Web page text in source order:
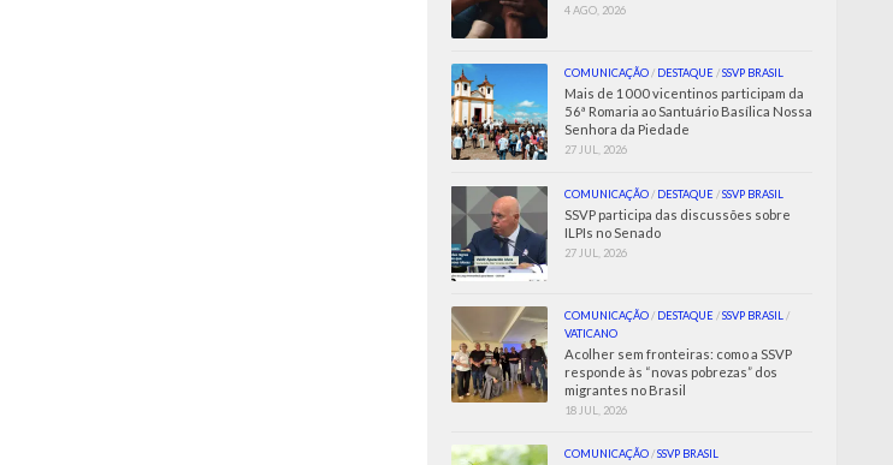
4 AGO, 2026
COMUNICAÇÃO/ DESTAQUE /SSVP BRASIL
Mais de 1000 vicentinos participam da
56ª Romaria ao Santuário Basílica Nossa
Senhora da Piedade
27 JUL, 2026
COMUNICAÇÃO/ DESTAQUE /SSVP BRASIL
SSVP participa das discussões sobre
ILPIs no Senado
27 JUL, 2026
COMUNICAÇÃO/ DESTAQUE /SSVP BRASIL/
VATICANO
Acolher sem fronteiras: como a SSVP
responde às “novas pobrezas” dos
migrantes no Brasil
18 JUL, 2026
COMUNICAÇÃO/SSVP BRASIL